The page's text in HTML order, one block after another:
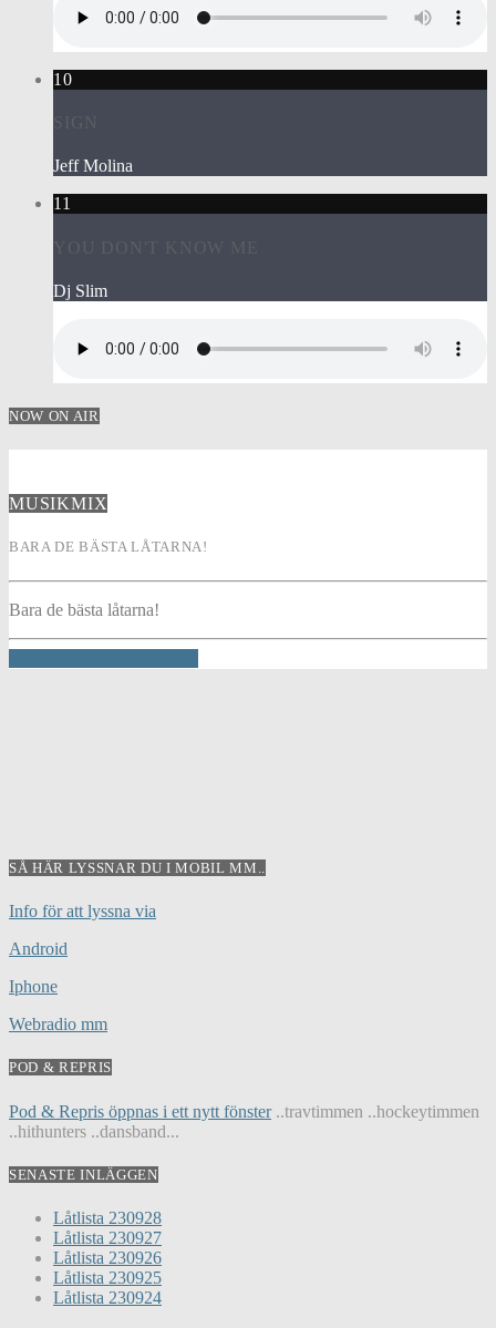
10
SIGN
Jeff Molina
11
YOU DON'T KNOW ME
Dj Slim
NOW ON AIR
MUSIKMIX
BARA DE BÄSTA LÅTARNA!
Bara de bästa låtarna!
SÅ HÄR LYSSNAR DU I MOBIL MM..
Info för att lyssna via
Android
Iphone
Webradio mm
POD & REPRIS
Pod & Repris öppnas i ett nytt fönster..travtimmen ..hockeytimmen
..hithunters ..dansband...
SENASTE INLÄGGEN
Låtlista 230928
Låtlista 230927
Låtlista 230926
Låtlista 230925
Låtlista 230924